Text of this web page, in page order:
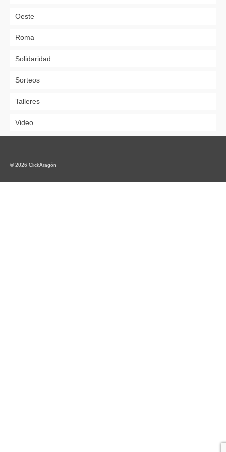
Oeste
Roma
Solidaridad
Sorteos
Talleres
Video
© 2026 ClickAragón